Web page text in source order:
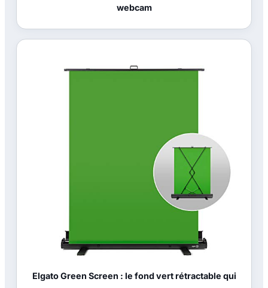
webcam
Elgato Green Screen : le fond vert rétractable qui